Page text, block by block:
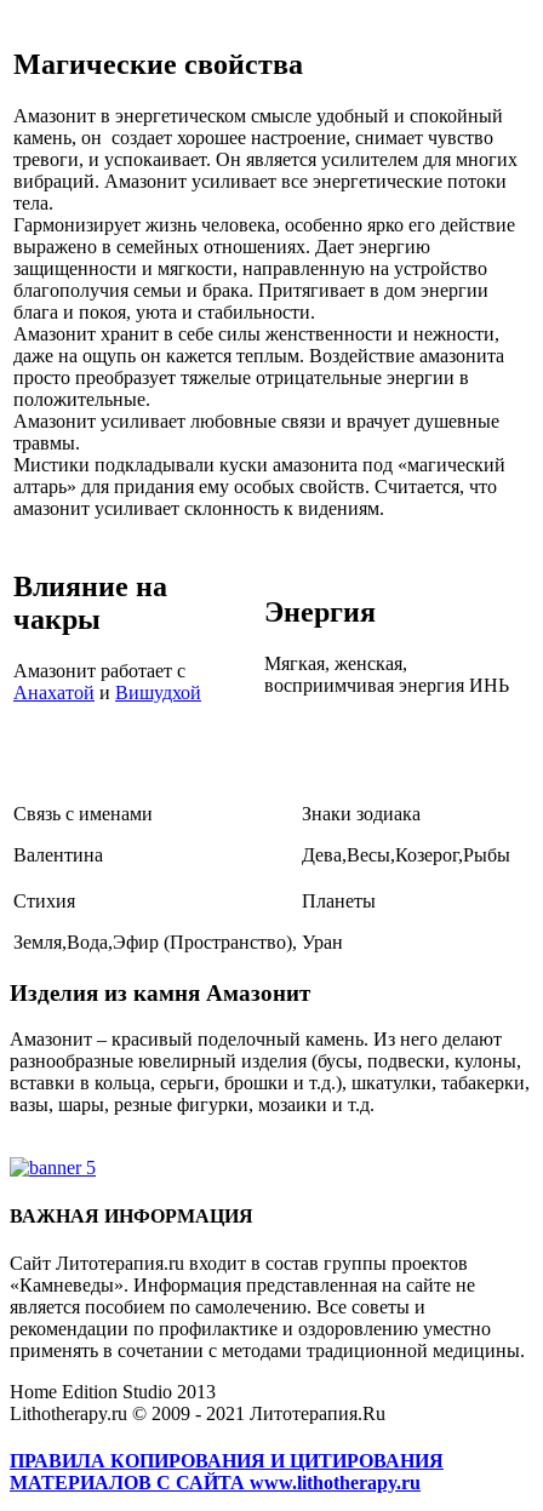
Магические свойства
Амазонит в энергетическом смысле удобный и спокойный
камень, он создает хорошее настроение, снимает чувство
тревоги, и успокаивает. Он является усилителем для многих
вибраций. Амазонит усиливает все энергетические потоки
тела.
Гармонизирует жизнь человека, особенно ярко его действие
выражено в семейных отношениях. Дает энергию
защищенности и мягкости, направленную на устройство
благополучия семьи и брака. Притягивает в дом энергии
блага и покоя, уюта и стабильности.
Амазонит хранит в себе силы женственности и нежности,
даже на ощупь он кажется теплым. Воздействие амазонита
просто преобразует тяжелые отрицательные энергии в
положительные.
Амазонит усиливает любовные связи и врачует душевные
травмы.
Мистики подкладывали куски амазонита под «магический
алтарь» для придания ему особых свойств. Считается, что
амазонит усиливает склонность к видениям.
Влияние на
чакры
Амазонит работает с
Анахатой и Вишудхой
Энергия
Мягкая, женская,
восприимчивая энергия ИНЬ
Связь с именами
Валентина
Знаки зодиака
Дева,Весы,Козерог,Рыбы
Стихия
Земля,Вода,Эфир (Пространство),
Планеты
Уран
Изделия из камня Амазонит
Амазонит – красивый поделочный камень. Из него делают
разнообразные ювелирный изделия (бусы, подвески, кулоны,
вставки в кольца, серьги, брошки и т.д.), шкатулки, табакерки,
вазы, шары, резные фигурки, мозаики и т.д.
ВАЖНАЯ ИНФОРМАЦИЯ
Сайт Литотерапия.ru входит в состав группы проектов
«Камневеды». Информация представленная на сайте не
является пособием по самолечению. Все советы и
рекомендации по профилактике и оздоровлению уместно
применять в сочетании с методами традиционной медицины.
Home Edition Studio 2013
Lithotherapy.ru © 2009 - 2021 Литотерапия.Ru
ПРАВИЛА КОПИРОВАНИЯ И ЦИТИРОВАНИЯ
МАТЕРИАЛОВ С САЙТА www.lithotherapy.ru